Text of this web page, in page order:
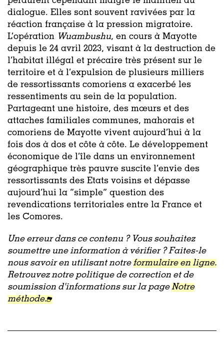
dialogue. Elles sont souvent ravivées par la
réaction française à la pression migratoire.
L’opération Wuambushu, en cours à Mayotte
depuis le 24 avril 2023, visant à la destruction de
l’habitat illégal et précaire très présent sur le
territoire et à l’expulsion de plusieurs milliers
de ressortissants comoriens a exacerbé les
ressentiments au sein de la population.
Partageant une histoire, des mœurs et des
attaches familiales communes, mahorais et
comoriens de Mayotte vivent aujourd’hui à la
fois dos à dos et côte à côte. Le développement
économique de l’île dans un environnement
géographique très pauvre suscite l’envie des
ressortissants des Etats voisins et dépasse
aujourd’hui la “simple” question des
revendications territoriales entre la France et
les Comores.
Une erreur dans ce contenu ? Vous souhaitez
soumettre une information à vérifier ? Faites-le
nous savoir en utilisant notreformulaire en ligne.
Retrouvez notre politique de correction et de
soumission d'informations sur la pageNotre
méthode.